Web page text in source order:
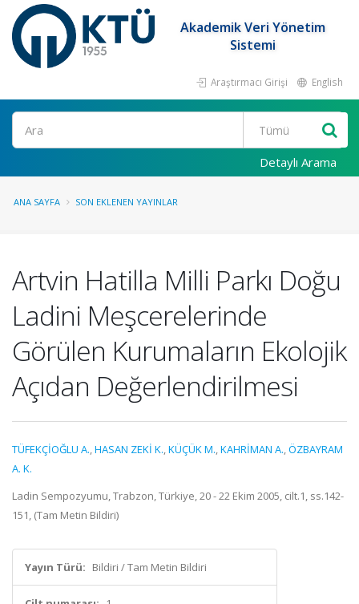
Akademik Veri Yönetim
Sistemi
Araştırmacı Girişi English
Ara
Detaylı Arama
ANA SAYFA SON EKLENEN YAYINLAR
Artvin Hatilla Milli Parkı Doğu
Ladini Meşcerelerinde
Görülen Kurumaların Ekolojik
Açıdan Değerlendirilmesi
TÜFEKÇİOĞLU A.,HASAN ZEKİ K.,KÜÇÜK M.,KAHRİMAN A.,ÖZBAYRAM
A. K.
Ladin Sempozyumu, Trabzon, Türkiye, 20 - 22 Ekim 2005, cilt.1, ss.142-
151, (Tam Metin Bildiri)
Yayın Türü: Bildiri / Tam Metin Bildiri